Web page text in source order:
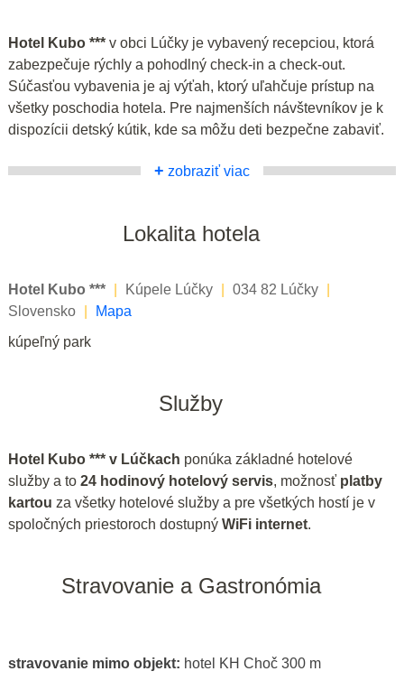
Hotel Kubo *** v obci Lúčky je vybavený recepciou, ktorá
zabezpečuje rýchly a pohodlný check-in a check-out.
Súčasťou vybavenia je aj výťah, ktorý uľahčuje prístup na
všetky poschodia hotela. Pre najmenších návštevníkov je k
dispozícii detský kútik, kde sa môžu deti bezpečne zabaviť.
+ zobraziť viac
Lokalita hotela
Hotel Kubo *** Kúpele Lúčky 034 82 Lúčky
Slovensko
Mapa
kúpeľný park
Služby
Hotel Kubo *** v Lúčkach ponúka základné hotelové
služby a to 24 hodinový hotelový servis, možnosť platby
kartou za všetky hotelové služby a pre všetkých hostí je v
spoločných priestoroch dostupný WiFi internet.
Stravovanie a Gastronómia
stravovanie mimo objekt: hotel KH Choč 300 m